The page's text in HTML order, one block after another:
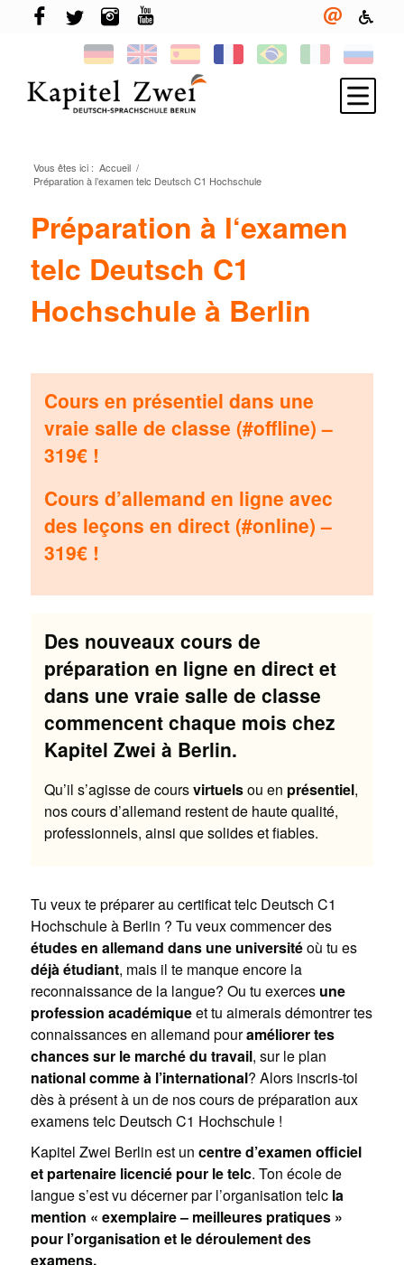
Inscris-toi
TELC & TestDaF
Vivre à Berlin
Ton école
Vous êtes ici : Accueil /
Préparation à l’examen telc Deutsch C1 Hochschule
Préparation à l‘examen
telc Deutsch C1
Hochschule à Berlin
Cours en présentiel dans une
vraie salle de classe (#offline) –
319€ !
Cours d’allemand en ligne avec
des leçons en direct (#online) –
319€ !
Des nouveaux cours de
préparation en ligne en direct et
dans une vraie salle de classe
commencent chaque mois chez
Kapitel Zwei à Berlin.
Qu’il s’agisse de coursvirtuelsou en présentiel,
nos cours d’allemand restent de haute qualité,
professionnels, ainsi que solides et fiables.
Tu veux te préparer au certificat telc Deutsch C1
Hochschule à Berlin ? Tu veux commencer des
études en allemand dans une universitéoù tu es
déjà étudiant, mais il te manque encore la
reconnaissance de la langue? Ou tu exerces une
profession académiqueet tu aimerais démontrer tes
connaissances en allemand pouraméliorer tes
chances sur le marché du travail, sur le plan
national comme à l’international? Alors inscris-toi
dès à présent à un de nos cours de préparation aux
examens telc Deutsch C1 Hochschule !
Kapitel Zwei Berlin est un centre d’examen officiel
et partenaire licencié pour le telc. Ton école de
langue s’est vu décerner par l’organisation telcla
mention « exemplaire – meilleures pratiques »
pour l’organisation et le déroulement des
examens.